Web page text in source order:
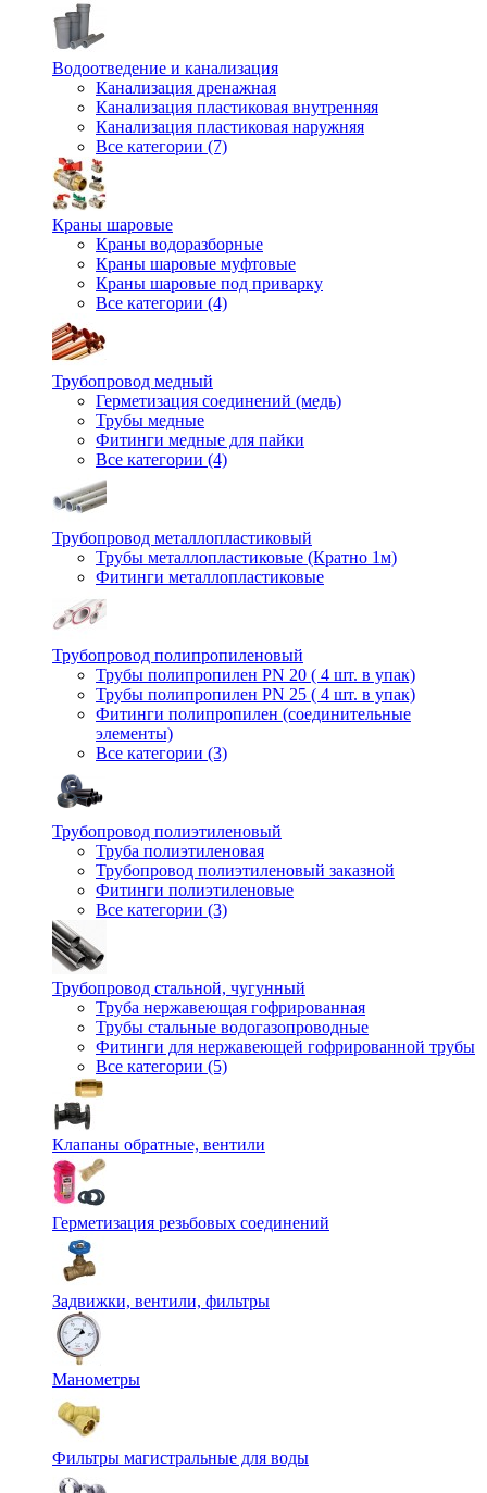
Водоотведение и канализация
Канализация дренажная
Канализация пластиковая внутренняя
Канализация пластиковая наружняя
Все категории (7)
Краны шаровые
Краны водоразборные
Краны шаровые муфтовые
Краны шаровые под приварку
Все категории (4)
Трубопровод медный
Герметизация соединений (медь)
Трубы медные
Фитинги медные для пайки
Все категории (4)
Трубопровод металлопластиковый
Трубы металлопластиковые (Кратно 1м)
Фитинги металлопластиковые
Трубопровод полипропиленовый
Трубы полипропилен PN 20 ( 4 шт. в упак)
Трубы полипропилен PN 25 ( 4 шт. в упак)
Фитинги полипропилен (cоединительные
элементы)
Все категории (3)
Трубопровод полиэтиленовый
Труба полиэтиленовая
Трубопровод полиэтиленовый заказной
Фитинги полиэтиленовые
Все категории (3)
Трубопровод стальной, чугунный
Труба нержавеющая гофрированная
Трубы стальные водогазопроводные
Фитинги для нержавеющей гофрированной трубы
Все категории (5)
Клапаны обратные, вентили
Герметизация резьбовых соединений
Задвижки, вентили, фильтры
Манометры
Фильтры магистральные для воды